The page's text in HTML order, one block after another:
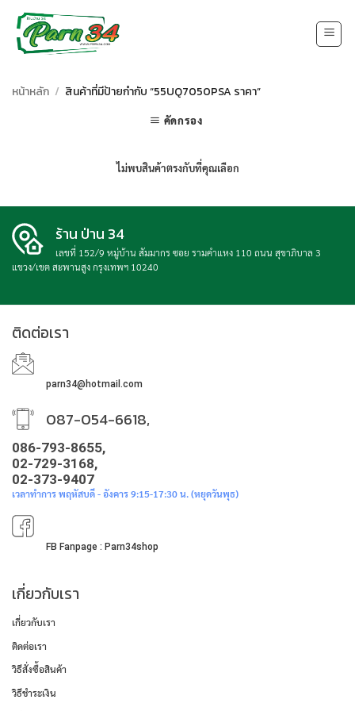
content
หน้าหลัก / สินค้าที่มีป้ายกำกับ “55UQ7050PSA ราคา”
คัดกรอง
ไม่พบสินค้าตรงกับที่คุณเลือก
ร้าน ป่าน 34
เลขที่ 152/9 หมู่บ้าน สัมมากร ซอย รามคำแหง 110 ถนน สุขาภิบาล 3
แขวง/เขต สะพานสูง กรุงเทพฯ 10240
ติดต่อเรา
parn34@hotmail.com
087-054-6618,
086-793-8655,
02-729-3168,
02-373-9407
เวลาทำการ พฤหัสบดี - อังคาร 9:15-17:30 น. (หยุดวันพุธ)
FB Fanpage : Parn34shop
เกี่ยวกับเรา
เกี่ยวกับเรา
ติดต่อเรา
วิธีสั่งซื้อสินค้า
วิธีชำระเงิน